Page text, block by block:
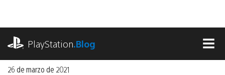
contenido
PlayStation.Blog
26 de marzo de 2021